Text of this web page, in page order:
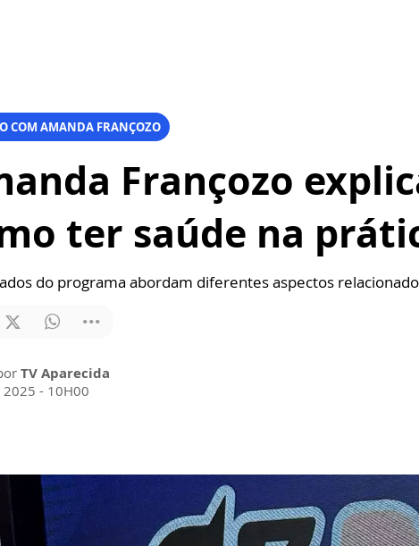
COM AMANDA FRANÇOZO
Françozo
ter saúde na
do programa abordam diferentes aspectos
TV Aparecida
2025 - 10H00